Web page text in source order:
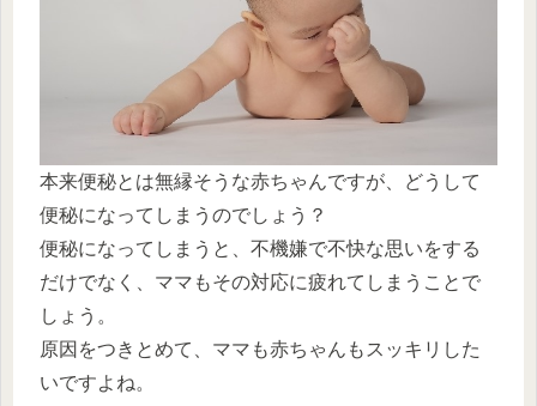
本来便秘とは無縁そうな赤ちゃんですが、どうして
便秘になってしまうのでしょう？
便秘になってしまうと、不機嫌で不快な思いをする
だけでなく、ママもその対応に疲れてしまうことで
しょう。
原因をつきとめて、ママも赤ちゃんもスッキリした
いですよね。